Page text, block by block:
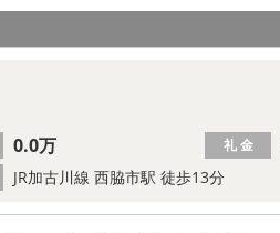
JR加古川線 西脇市駅 徒歩13分
0.0万 礼 金